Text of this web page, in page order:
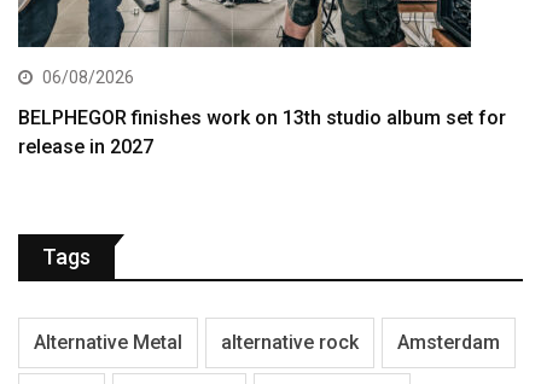
06/08/2026
BELPHEGOR finishes work on 13th studio album set for
release in 2027
Tags
Alternative Metal alternative rock Amsterdam